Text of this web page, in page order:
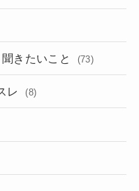
きたいこと (73)
レ (8)